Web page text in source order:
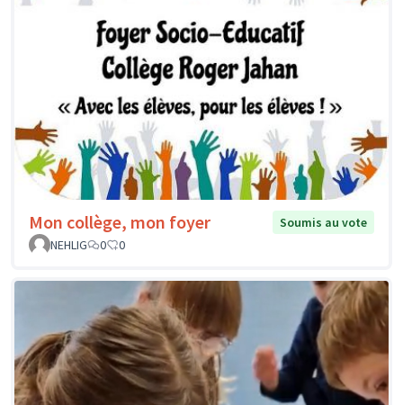
Mon collège, mon foyer
Soumis au vote
NEHLIG
0 0